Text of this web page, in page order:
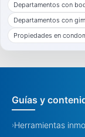
Departamentos con
Departamentos con
Propiedades en
Guías y
›Herramientas